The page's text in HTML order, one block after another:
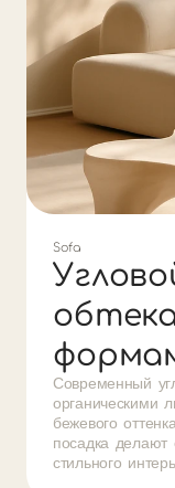
Sofa
Современный
органическими
бежевого
посадка делают
стильного